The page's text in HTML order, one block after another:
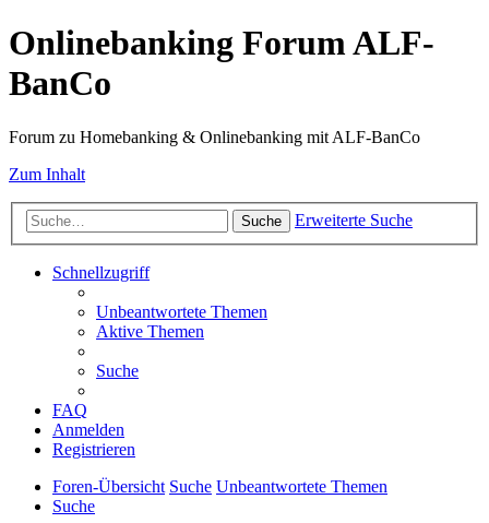
Onlinebanking Forum ALF-
BanCo
Forum zu Homebanking & Onlinebanking mit ALF-BanCo
Zum Inhalt
Suche Erweiterte Suche
Schnellzugriff
Unbeantwortete Themen
Aktive Themen
Suche
FAQ
Anmelden
Registrieren
Foren-Übersicht Suche Unbeantwortete Themen
Suche